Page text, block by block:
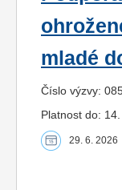
mladé
Číslo výzvy:
Platnost do:
29. 6. 2026